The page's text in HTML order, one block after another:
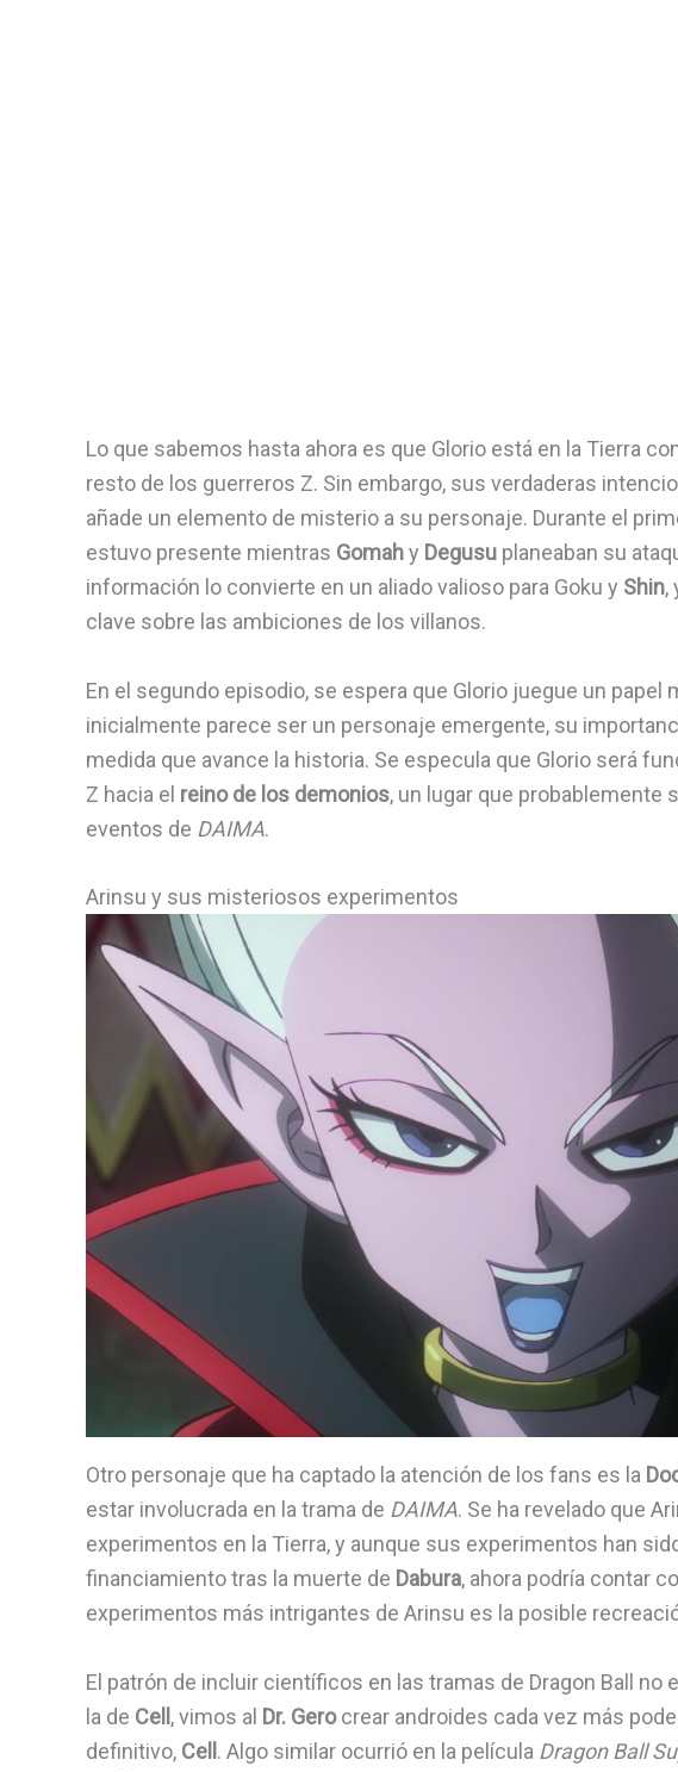
Lo que sabemos hasta ahora es que Glorio está en la Tierra
resto de los guerreros Z. Sin embargo, sus verdaderas
añade un elemento de misterio a su personaje. Durante el
estuvo presente mientras Gomahy Degusu planeaban su
información lo convierte en un aliado valioso para Goku y Shin,
clave sobre las ambiciones de los villanos.
En el segundo episodio, se espera que Glorio juegue un papel
inicialmente parece ser un personaje emergente, su
medida que avance la historia. Se especula que Glorio será
Z hacia el reino de los demonios, un lugar que probablemente
eventos de DAIMA.
Arinsu y sus misteriosos experimentos
Otro personaje que ha captado la atención de los fans es la
estar involucrada en la trama de DAIMA. Se ha revelado que
experimentos en la Tierra, y aunque sus experimentos han
financiamiento tras la muerte de Dabura, ahora podría contar
experimentos más intrigantes de Arinsu es la posible
El patrón de incluir científicos en las tramas de Dragon Ball no
la de Cell , vimos al Dr. Gerocrear androides cada vez más
definitivo, Cell . Algo similar ocurrió en la película Dragon Ball